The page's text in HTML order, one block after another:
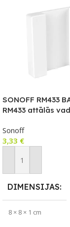
SONOFF RM433
RM433 attālās
Sonoff
3,33 €
Pievienot Grozam
DIMENSIJAS
8 × 8 × 1 cm